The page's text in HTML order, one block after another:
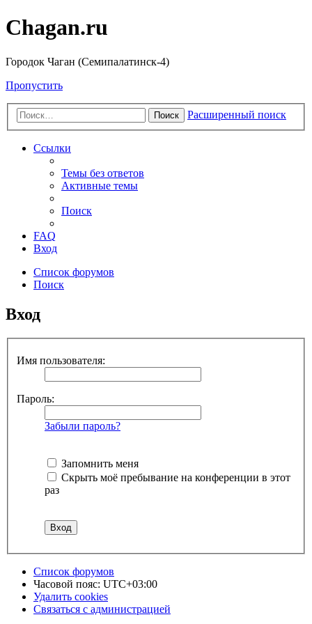
Chagan.ru
Городок Чаган (Семипалатинск-4)
Пропустить
Поиск Расширенный поиск
Ссылки
Темы без ответов
Активные темы
Поиск
FAQ
Вход
Список форумов
Поиск
Вход
Имя пользователя:
Пароль:
Забыли пароль?
Запомнить меня
Скрыть моё пребывание на конференции в этот
раз
Список форумов
Часовой пояс: UTC+03:00
Удалить cookies
Связаться с администрацией